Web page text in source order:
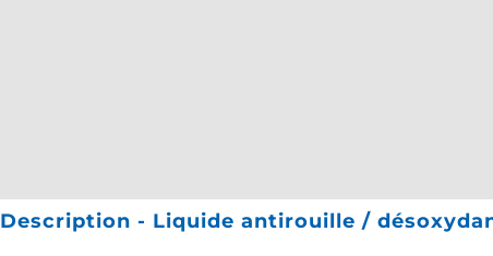
Description - Liquide antirouille /